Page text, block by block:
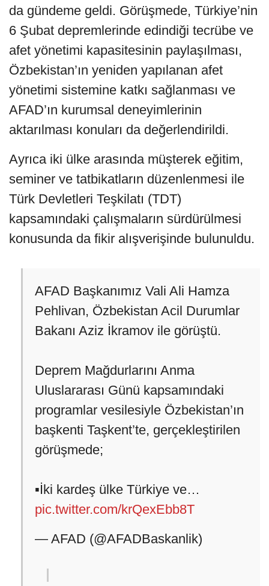
da gündeme geldi. Görüşmede, Türkiye’nin
6 Şubat depremlerinde edindiği tecrübe ve
afet yönetimi kapasitesinin paylaşılması,
Özbekistan’ın yeniden yapılanan afet
yönetimi sistemine katkı sağlanması ve
AFAD’ın kurumsal deneyimlerinin
aktarılması konuları da değerlendirildi.
Ayrıca iki ülke arasında müşterek eğitim,
seminer ve tatbikatların düzenlenmesi ile
Türk Devletleri Teşkilatı (TDT)
kapsamındaki çalışmaların sürdürülmesi
konusunda da fikir alışverişinde bulunuldu.
AFAD Başkanımız Vali Ali Hamza
Pehlivan, Özbekistan Acil Durumlar
Bakanı Aziz İkramov ile görüştü.
Deprem Mağdurlarını Anma
Uluslararası Günü kapsamındaki
programlar vesilesiyle Özbekistan’ın
başkenti Taşkent’te, gerçekleştirilen
görüşmede;
▪️İki kardeş ülke Türkiye ve…
pic.twitter.com/krQexEbb8T
— AFAD (@AFADBaskanlik)